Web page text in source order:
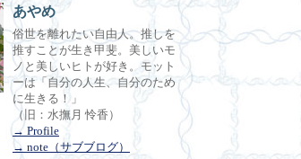
あやめ
俗世を離れたい自由人。推しを
推すことが生き甲斐。美しいモ
ノと美しいヒトが好き。モット
ーは「自分の人生、自分のため
に生きる！」
（旧：水撫月 怜香）
→ Profile
→ note（サブブログ）